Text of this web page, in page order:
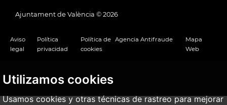
Utilizamos cookies
Usamos cookies y otras técnicas de rastreo para mejorar
Ajuntament de València © 2026
Aviso
legal
Política
privacidad
Política de
cookies
Agencia Antifraude
Mapa
Web